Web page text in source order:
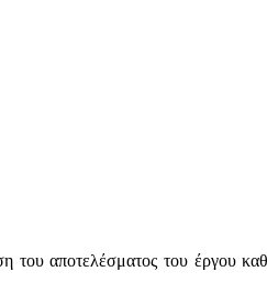
αποτελέσματος του έργου καθ